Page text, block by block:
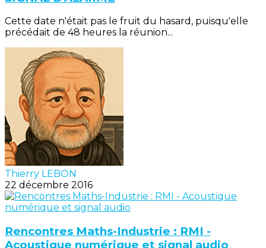
Cette date n'était pas le fruit du hasard, puisqu'elle
précédait de 48 heures la réunion...
Thierry LEBON
22 décembre 2016
Rencontres Maths-Industrie : RMI -
Acoustique numérique et signal audio